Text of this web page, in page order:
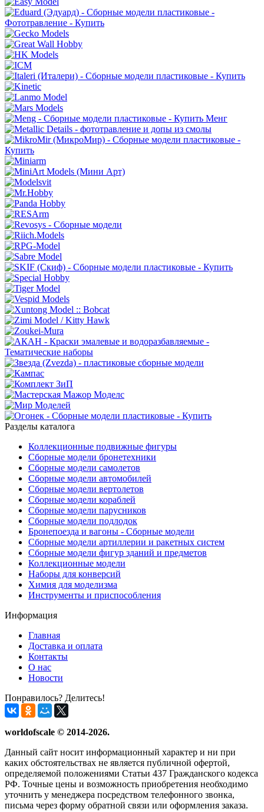
Разделы каталога
Коллекционные подвижные фигуры
Сборные модели бронетехники
Сборные модели самолетов
Сборные модели автомобилей
Сборные модели вертолетов
Сборные модели кораблей
Сборные модели парусников
Сборные модели подлодок
Бронепоезда и вагоны - Сборные модели
Сборные модели артиллерии и ракетных систем
Сборные модели фигур зданий и предметов
Коллекционные модели
Наборы для конверсий
Химия для моделизма
Инструменты и приспособления
Информация
Главная
Доставка и оплата
Контакты
О нас
Новости
Понравилось? Делитесь!
worldofscale © 2014-2026.
Данный сайт носит информационный характер и ни при
каких обстоятельствах не является публичной офертой,
определяемой положениями Статьи 437 Гражданского кодекса
РФ. Точные цены и возможность приобретения необходимо
уточнить у менеджера посредством телефонного звонка,
письма через форму обратной связи или оформления заказа.